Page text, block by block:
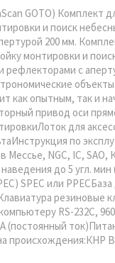
GOTO) Комплект
и поиск
200 мм.
монтировки и
рефлекторами с
как опытным, так и
привод оси
для
по
Мессье, NGC, IC,
до 5 угл.
SPEC или
резиновые
RS-232C,
(постоянный
происхождения:КНР